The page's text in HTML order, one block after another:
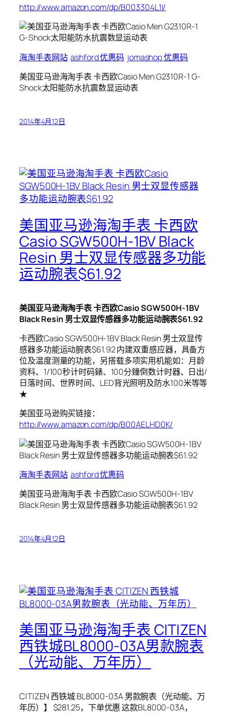
http://www.amazon.com/dp/B003304L1I/
海淘手表网站 ashford 优惠码 jomashop 优惠码
美国亚马逊海淘手表 卡西欧Casio Men G2310R-1 G-
Shock太阳能防水抗震数显运动表
2014年4月12日
美国亚马逊海淘手表 卡西欧
Casio SGW500H-1BV Black
Resin 男士双显传感器多功能
运动腕表$61.92
美国亚马逊海淘手表 卡西欧Casio SGW500H-1BV
Black Resin 男士双显传感器多功能运动腕表$61.92
卡西欧Casio SGW500H-1BV Black Resin 男士双显传
感器多功能运动腕表$61.92 内建双重感应器，具备方
位及温度测量的功能，另搭载多项实用机能如：月龄
资料、1/100秒计时码錶、100分鐘倒数计时器、日出/
日落时间、世界时间、LED背光照明及防水100米等等
★
美国亚马逊购买链接：
http://www.amazon.com/dp/B00AELHD0K/
海淘手表网站 ashford 优惠码
美国亚马逊海淘手表 卡西欧Casio SGW500H-1BV
Black Resin 男士双显传感器多功能运动腕表$61.92
2014年4月12日
美国亚马逊海淘手表 CITIZEN
西铁城BL8000-03A男款腕表
（光动能、万年历）
CITIZEN 西铁城 BL8000-03A 男款腕表（光动能、万
年历）】 $281.25，下单优惠 这款BL8000-03A，